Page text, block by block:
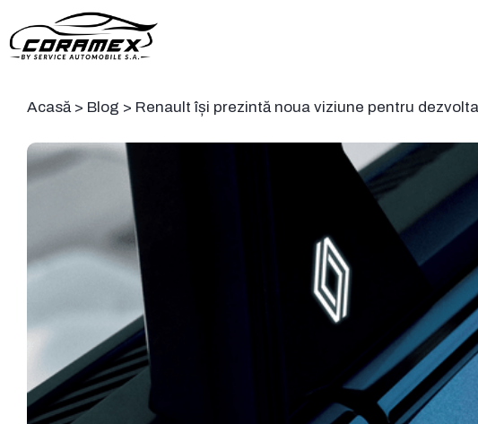
Acasă> Blog > Renault își prezintă noua viziune pentru